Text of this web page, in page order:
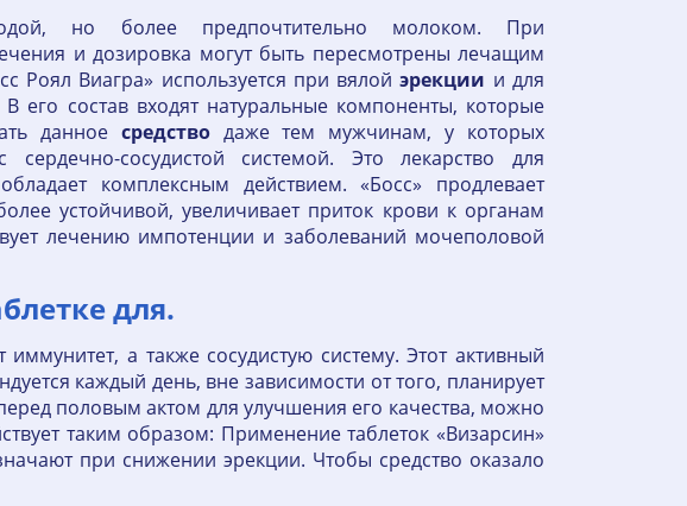
но более предпочтительно молоком. При
и дозировка могут быть пересмотрены лечащим
Роял Виагра» используется при вялойэрекции и для
его состав входят натуральные компоненты, которые
данное средстводаже тем мужчинам, у которых
сосудистой системой. Это лекарство для
обладает комплексным действием. «Босс» продлевает
устойчивой, увеличивает приток крови к органам
лечению импотенции и заболеваний мочеполовой
для.
а также сосудистую систему. Этот активный
каждый день, вне зависимости от того, планирует
половым актом для улучшения его качества, можно
таким образом: Применение таблеток «Визарсин»
при снижении эрекции. Чтобы средство оказало